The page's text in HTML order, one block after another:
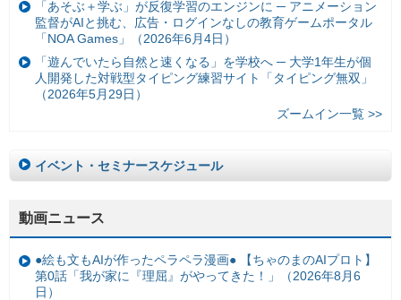
「あそぶ＋学ぶ」が反復学習のエンジンに ─ アニメーション
監督がAIと挑む、広告・ログインなしの教育ゲームポータル
「NOA Games」（2026年6月4日）
「遊んでいたら自然と速くなる」を学校へ ─ 大学1年生が個
人開発した対戦型タイピング練習サイト「タイピング無双」
（2026年5月29日）
ズームイン一覧 >>
イベント・セミナースケジュール
動画ニュース
●絵も文もAIが作ったペラペラ漫画● 【ちゃのまのAIプロト】
第0話「我が家に『理屈』がやってきた！」（2026年8月6
日）